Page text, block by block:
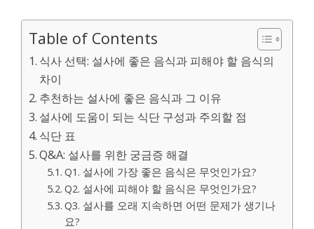
Table of Contents
식사 선택: 설사에 좋은 음식과 피해야 할 음식의
차이
추천하는 설사에 좋은 음식과 그 이유
설사에 도움이 되는 식단 구성과 주의할 점
식단 표
Q&A: 설사를 위한 궁금증 해결
Q1. 설사에 가장 좋은 음식은 무엇인가요?
Q2. 설사에 피해야 할 음식은 무엇인가요?
Q3. 설사를 오래 지속하면 어떤 문제가 생기나
요?